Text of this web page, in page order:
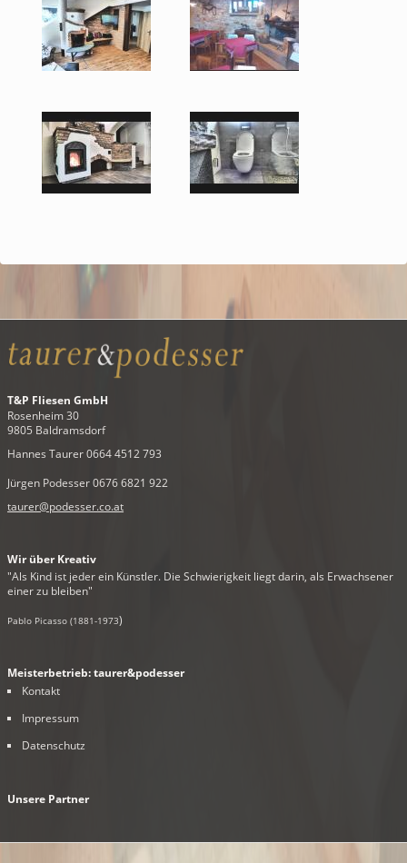
T&P Fliesen GmbH
Rosenheim 30
9805 Baldramsdorf
Hannes Taurer 0664 4512 793
Jürgen Podesser 0676 6821 922
taurer@podesser.co.at
Wir über Kreativ
"Als Kind ist jeder ein Künstler. Die Schwierigkeit liegt darin, als Erwachsener
einer zu bleiben"
Pablo Picasso (1881-1973)
Meisterbetrieb: taurer&podesser
Kontakt
Impressum
Datenschutz
Unsere Partner